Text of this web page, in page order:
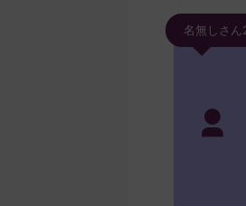
名無しさん